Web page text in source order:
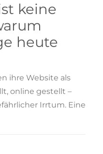
keine
heute
ihre Website als
online gestellt –
Irrtum. Eine